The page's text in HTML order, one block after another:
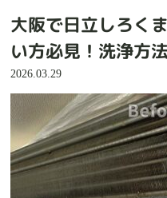
大阪で日立しろく
い方必見！洗浄方
2026.03.29